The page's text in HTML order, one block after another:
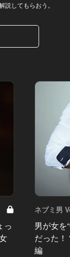
してもらおう。
っ
ネブミ男
男が女を
だった
編